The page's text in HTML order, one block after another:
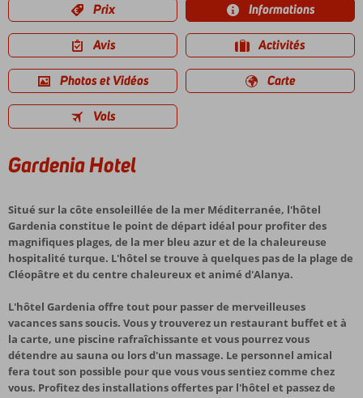
Prix Informations
Avis Activités
Photos et Vidéos Carte
Vols
Gardenia Hotel
Situé sur la côte ensoleillée de la mer Méditerranée, l'hôtel
Gardenia constitue le point de départ idéal pour profiter des
magnifiques plages, de la mer bleu azur et de la chaleureuse
hospitalité turque. L'hôtel se trouve à quelques pas de la plage de
Cléopâtre et du centre chaleureux et animé d'Alanya.
L'hôtel Gardenia offre tout pour passer de merveilleuses
vacances sans soucis. Vous y trouverez un restaurant buffet et à
la carte, une piscine rafraîchissante et vous pourrez vous
détendre au sauna ou lors d'un massage. Le personnel amical
fera tout son possible pour que vous vous sentiez comme chez
vous. Profitez des installations offertes par l'hôtel et passez de